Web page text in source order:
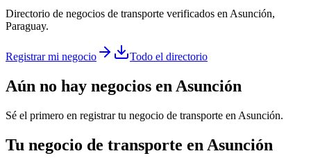
Directorio de negocios de transporte verificados en Asunción,
Paraguay.
Registrar mi negocio Todo el directorio
Aún no hay negocios en Asunción
Sé el primero en registrar tu negocio de transporte en Asunción.
Tu negocio de transporte en Asunción